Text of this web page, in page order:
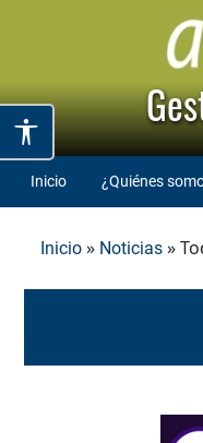
Inicio ¿Quiénes
Inicio » Noticias »